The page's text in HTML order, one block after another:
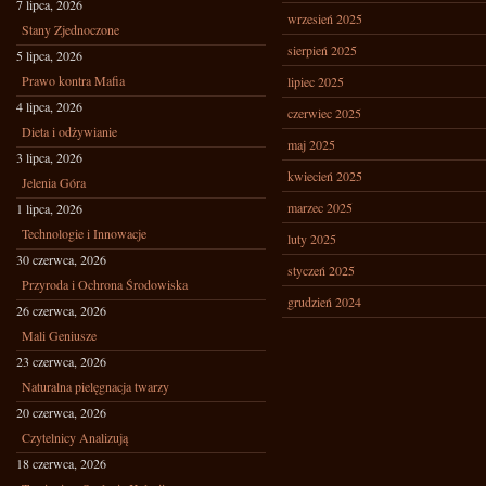
7 lipca, 2026
Stany Zjednoczone
5 lipca, 2026
Prawo kontra Mafia
4 lipca, 2026
Dieta i odżywianie
3 lipca, 2026
Jelenia Góra
1 lipca, 2026
Technologie i Innowacje
30 czerwca, 2026
Przyroda i Ochrona Środowiska
26 czerwca, 2026
Mali Geniusze
23 czerwca, 2026
Naturalna pielęgnacja twarzy
20 czerwca, 2026
Czytelnicy Analizują
18 czerwca, 2026
wrzesień 2025
sierpień 2025
lipiec 2025
czerwiec 2025
maj 2025
kwiecień 2025
marzec 2025
luty 2025
styczeń 2025
grudzień 2024